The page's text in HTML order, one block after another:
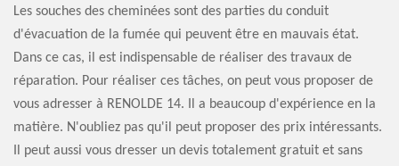
Les souches des cheminées sont des parties du conduit
d'évacuation de la fumée qui peuvent être en mauvais état.
Dans ce cas, il est indispensable de réaliser des travaux de
réparation. Pour réaliser ces tâches, on peut vous proposer de
vous adresser à RENOLDE 14. Il a beaucoup d'expérience en la
matière. N'oubliez pas qu'il peut proposer des prix intéressants.
Il peut aussi vous dresser un devis totalement gratuit et sans